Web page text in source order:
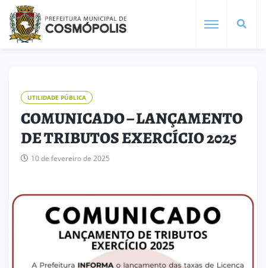
UTILIDADE PÚBLICA
COMUNICADO – LANÇAMENTO
DE TRIBUTOS EXERCÍCIO 2025
10 de fevereiro de 2025